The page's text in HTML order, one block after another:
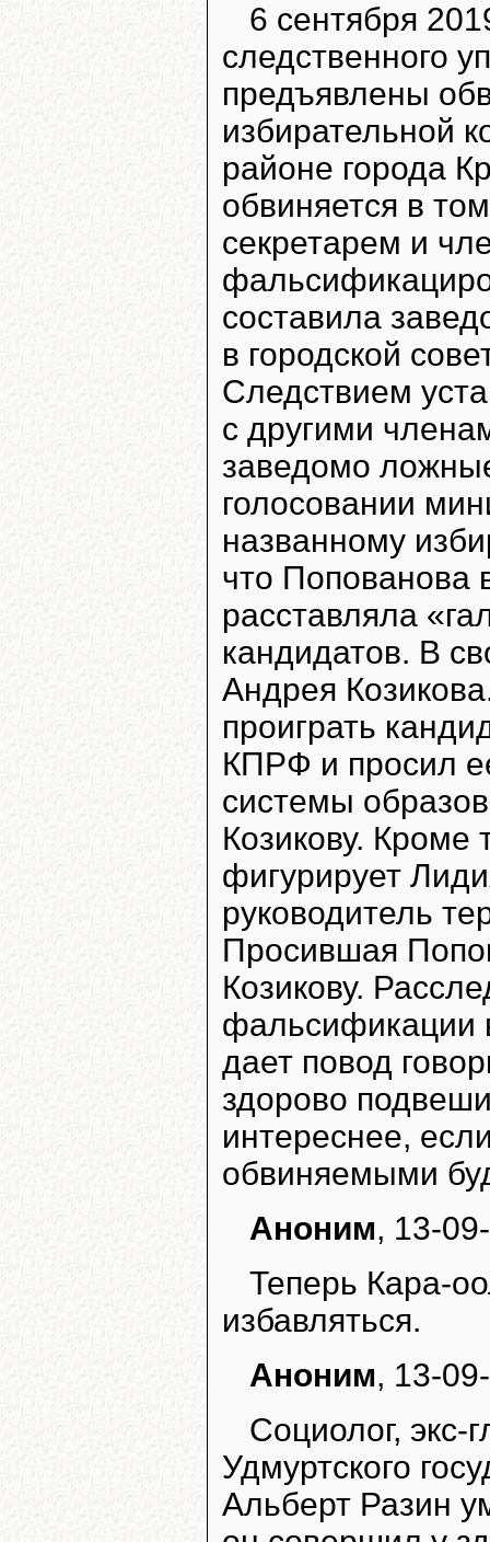
6 сентября
следственного
предъявлены
избирательной
районе города
обвиняется в
секретарем и
составила
в городской
Следствием
с другими
заведомо
голосовании
названному
что Попованова
расставляла
кандидатов. В
Андрея
проиграть
КПРФ и просил
системы
Козикову. Кроме
фигурирует
руководитель
Просившая
Козикову.
фальсификации
дает повод
здорово
интереснее,
обвиняемыми
Аноним, 13-
Теперь Кара-
избавляться.
Аноним, 13-
Социолог, экс-
Удмуртского
Альберт Разин